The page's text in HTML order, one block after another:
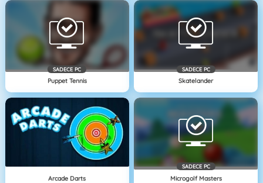
SADECE PC
Puppet Tennis
SADECE PC
Skatelander
Arcade Darts
SADECE PC
Microgolf Masters